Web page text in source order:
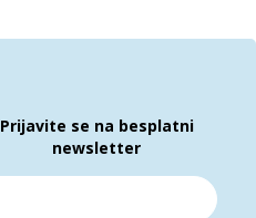
Prijavite se na besplatni
newsletter